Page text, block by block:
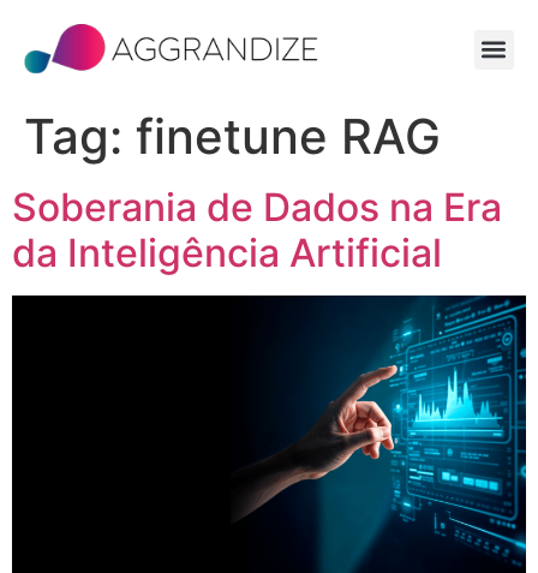
Tag: finetune RAG
Soberania de Dados na Era
da Inteligência Artificial